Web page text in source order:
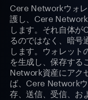
Cere Networkウォ
護し、Cere
します。それ自体
るのではなく、暗号
します。ウォレット
を生成し、保存する
Network資産にアク
ば、Cere Network
存、送信、受信、お